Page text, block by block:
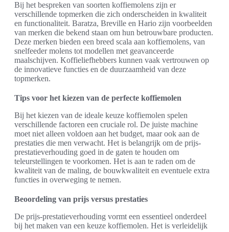
Bij het bespreken van soorten koffiemolens zijn er
verschillende topmerken die zich onderscheiden in kwaliteit
en functionaliteit. Baratza, Breville en Hario zijn voorbeelden
van merken die bekend staan om hun betrouwbare producten.
Deze merken bieden een breed scala aan koffiemolens, van
snelfeeder molens tot modellen met geavanceerde
maalschijven. Koffieliefhebbers kunnen vaak vertrouwen op
de innovatieve functies en de duurzaamheid van deze
topmerken.
Tips voor het kiezen van de perfecte koffiemolen
Bij het kiezen van de ideale keuze koffiemolen spelen
verschillende factoren een cruciale rol. De juiste machine
moet niet alleen voldoen aan het budget, maar ook aan de
prestaties die men verwacht. Het is belangrijk om de prijs-
prestatieverhouding goed in de gaten te houden om
teleurstellingen te voorkomen. Het is aan te raden om de
kwaliteit van de maling, de bouwkwaliteit en eventuele extra
functies in overweging te nemen.
Beoordeling van prijs versus prestaties
De prijs-prestatieverhouding vormt een essentieel onderdeel
bij het maken van een keuze koffiemolen. Het is verleidelijk